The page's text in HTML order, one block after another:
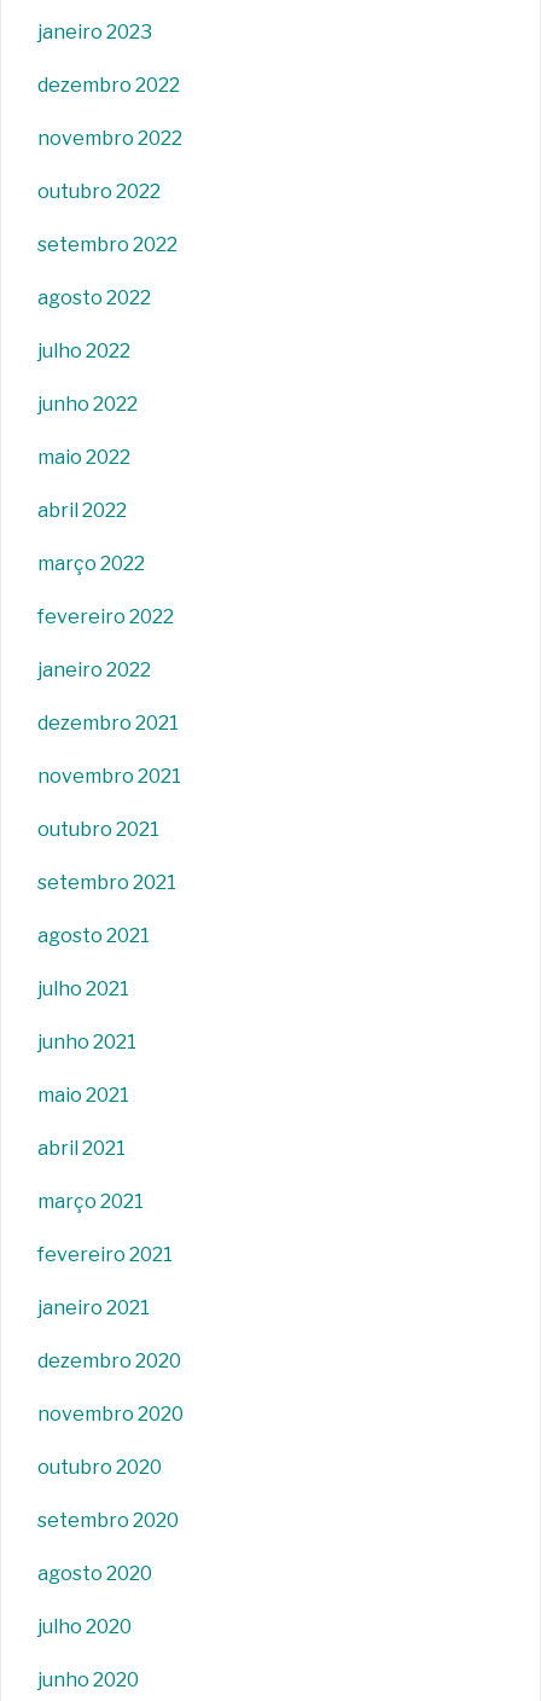
janeiro 2023
dezembro 2022
novembro 2022
outubro 2022
setembro 2022
agosto 2022
julho 2022
junho 2022
maio 2022
abril 2022
março 2022
fevereiro 2022
janeiro 2022
dezembro 2021
novembro 2021
outubro 2021
setembro 2021
agosto 2021
julho 2021
junho 2021
maio 2021
abril 2021
março 2021
fevereiro 2021
janeiro 2021
dezembro 2020
novembro 2020
outubro 2020
setembro 2020
agosto 2020
julho 2020
junho 2020